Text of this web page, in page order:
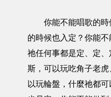
你能不能唱歌的時
的時候也入定？你能
祂任何事都是定、定
斯，可以玩吃角子老
以玩輪盤，什麼祂都